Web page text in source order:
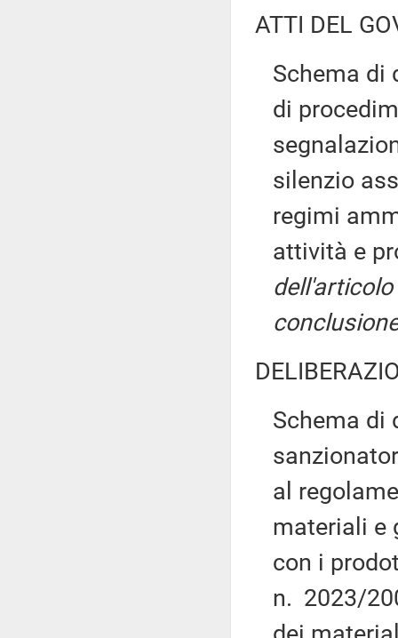
ATTI DEL
Schema di
di
silenzio
regimi
attività e
Schema di
al
materiali e
con i
n. 2023/